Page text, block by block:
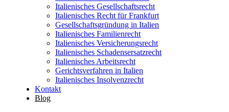
Italienisches Gesellschaftsrecht
Italienisches Recht für Frankfurt
Gesellschaftsgründung in Italien
Italienisches Familienrecht
Italienisches Versicherungsrecht
Italienisches Schadensersatzrecht
Italienisches Arbeitsrecht
Gerichtsverfahren in Italien
Italienisches Insolvenzrecht
Kontakt
Blog